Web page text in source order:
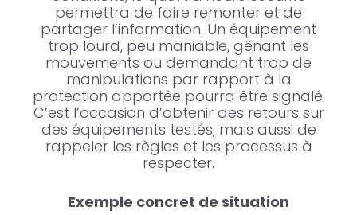
permettra de faire remonter et de
partager l’information. Un équipement
trop lourd, peu maniable, gênant les
mouvements ou demandant trop de
manipulations par rapport à la
protection apportée pourra être signalé.
C’est l’occasion d’obtenir des retours sur
des équipements testés, mais aussi de
rappeler les règles et les processus à
respecter.
Exemple concret de situation